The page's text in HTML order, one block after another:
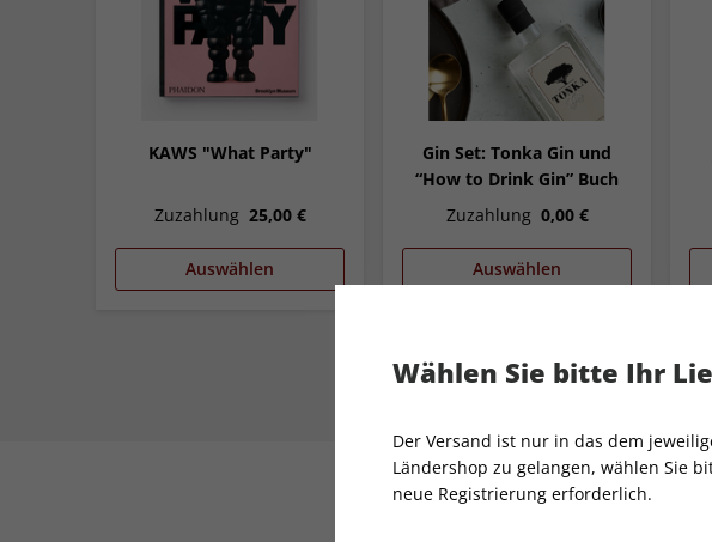
KAWS "What Party"
Zuzahlung 25,00 €
Auswählen
Gin Set: Tonka Gin und
“How to Drink Gin” Buch
Zuzahlung 0,00 €
Auswählen
Wählen Sie bitte Ihr
Der Versand ist nur in das dem
Ländershop zu gelangen, wählen Sie
neue Registrierung erforderlich.